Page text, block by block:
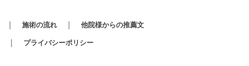
施術の流れ 他院様からの推薦文
プライバシーポリシー